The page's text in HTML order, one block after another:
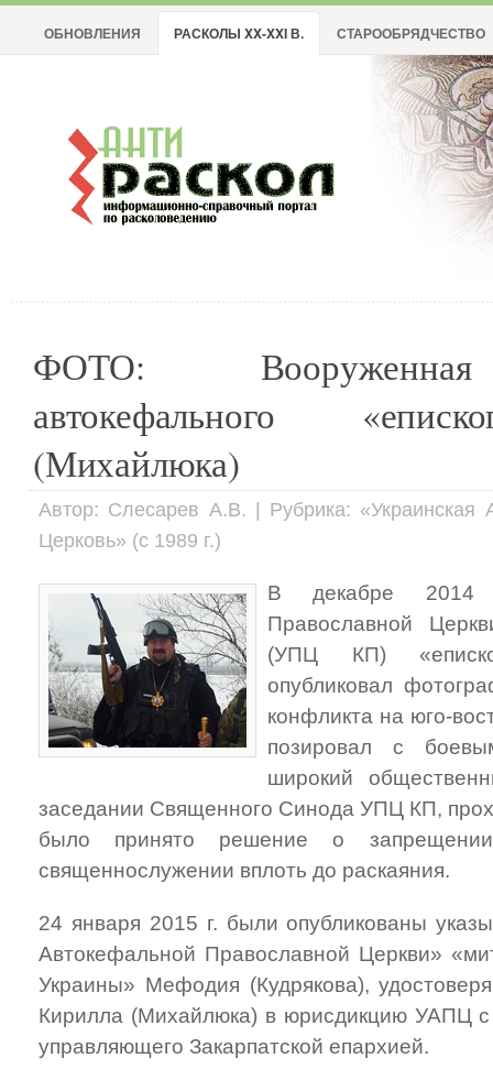
ОБНОВЛЕНИЯ РАСКОЛЫ XX-XXI В. СТАРООБРЯДЧЕСТВО
ФОТО: Вооруженная
автокефального
(Михайлюка)
Автор: Слесарев А.В. | Рубрика: «Украинская
Церковь» (с 1989 г.)
В декабре 2014
Православной
(УПЦ КП)
опубликовал
конфликта на юго-
позировал с
широкий
заседании Священного Синода УПЦ КП,
было принято решение о
священнослужении вплоть до раскаяния.
24 января 2015 г. были опубликованы
Автокефальной Православной Церкви»
Украины» Мефодия (Кудрякова),
Кирилла (Михайлюка) в юрисдикцию УАПЦ
управляющего Закарпатской епархией.